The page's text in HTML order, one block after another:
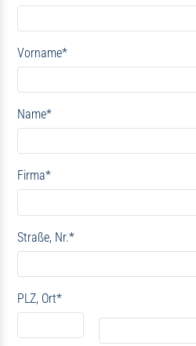
Vorname*
Name*
Firma*
Straße, Nr.*
PLZ, Ort*